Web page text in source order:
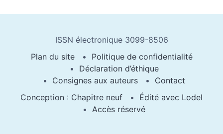
ISSN électronique 3099-8506
Plan du site
Politique de confidentialité
Déclaration d’éthique
Consignes aux auteurs
Contact
Conception : Chapitre neuf
Édité avec Lodel
Accès réservé